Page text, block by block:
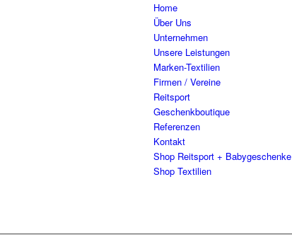
Home
Über Uns
Unternehmen
Unsere Leistungen
Marken-Textilien
Firmen / Vereine
Reitsport
Geschenkboutique
Referenzen
Kontakt
Shop Reitsport + Babygeschenke
Shop Textilien